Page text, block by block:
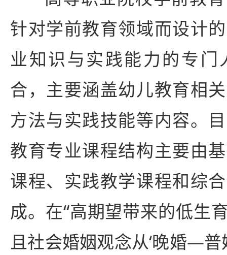
针对学前教育领域而设计
业知识与实践能力的专门
合，主要涵盖幼儿教育相
方法与实践技能等内容。
教育专业课程结构主要由
课程、实践教学课程和综
成。在“高期望带来的低生
且社会婚姻观念从‘晚婚—普